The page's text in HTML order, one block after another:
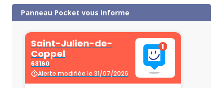
Panneau Pocket vous informe